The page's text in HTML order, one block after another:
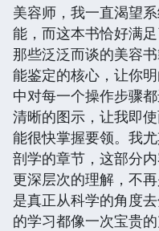
美容师，我一直渴望
能，而这本书恰好满
那些泛泛而谈的美容
能鉴定的核心，让你
中对每一个操作步骤
清晰的图示，让我即
能很快掌握要领。我
剖学的章节，这部分
更深层次的理解，不再
是真正从科学的角度
的学习都像一次宝贵